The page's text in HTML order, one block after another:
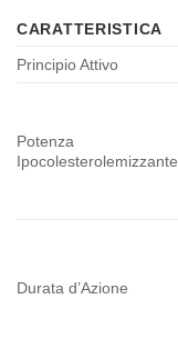
CARATTERISTICA
Principio Attivo
Potenza
Ipocolesterolemizzante
Durata d’Azione